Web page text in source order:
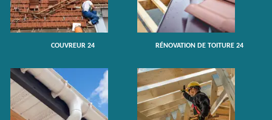
COUVREUR 24 RÉNOVATION DE TOITURE 24